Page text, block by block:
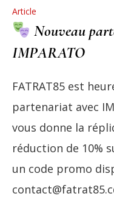
Article
Nouveau
IMPARATO
FATRAT85 est
partenariat avec
vous donne la
réduction de 10%
un code promo